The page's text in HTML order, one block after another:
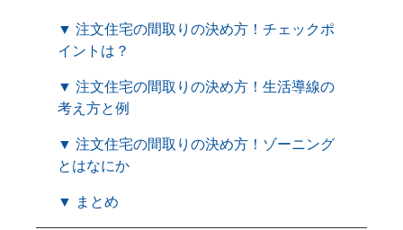
▼ 注文住宅の間取りの決め方！チェックポ
イントは？
▼ 注文住宅の間取りの決め方！生活導線の
考え方と例
▼ 注文住宅の間取りの決め方！ゾーニング
とはなにか
▼ まとめ